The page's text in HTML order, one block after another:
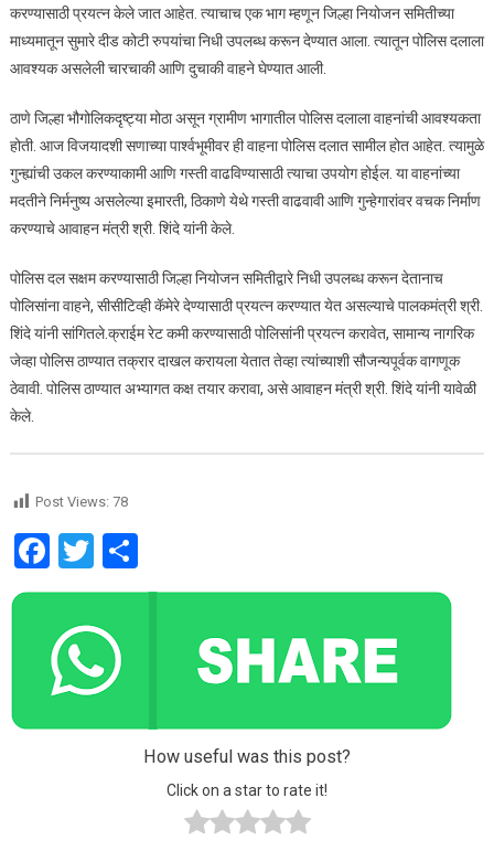
करण्यासाठी प्रयत्न केले जात आहेत. त्याचाच एक भाग म्हणून जिल्हा नियोजन समितीच्या
माध्यमातून सुमारे दीड कोटी रुपयांचा निधी उपलब्ध करून देण्यात आला. त्यातून पोलिस दलाला
आवश्यक असलेली चारचाकी आणि दुचाकी वाहने घेण्यात आली.
ठाणे जिल्हा भौगोलिकदृष्ट्या मोठा असून ग्रामीण भागातील पोलिस दलाला वाहनांची आवश्यकता
होती. आज विजयादशी सणाच्या पार्श्वभूमीवर ही वाहना पोलिस दलात सामील होत आहेत. त्यामुळे
गुन्ह्यांची उकल करण्याकामी आणि गस्ती वाढविण्यासाठी त्याचा उपयोग होईल. या वाहनांच्या
मदतीने निर्मनुष्य असलेल्या इमारती, ठिकाणे येथे गस्ती वाढवावी आणि गुन्हेगारांवर वचक निर्माण
करण्याचे आवाहन मंत्री श्री. शिंदे यांनी केले.
पोलिस दल सक्षम करण्यासाठी जिल्हा नियोजन समितीद्वारे निधी उपलब्ध करून देतानाच
पोलिसांना वाहने, सीसीटिव्ही कॅमेरे देण्यासाठी प्रयत्न करण्यात येत असल्याचे पालकमंत्री श्री.
शिंदे यांनी सांगितले.क्राईम रेट कमी करण्यासाठी पोलिसांनी प्रयत्न करावेत, सामान्य नागरिक
जेव्हा पोलिस ठाण्यात तक्रार दाखल करायला येतात तेव्हा त्यांच्याशी सौजन्यपूर्वक वागणूक
ठेवावी. पोलिस ठाण्यात अभ्यागत कक्ष तयार करावा, असे आवाहन मंत्री श्री. शिंदे यांनी यावेळी
केले.
Post Views: 78
Facebook
Twitter
Share
How useful was this post?
Click on a star to rate it!